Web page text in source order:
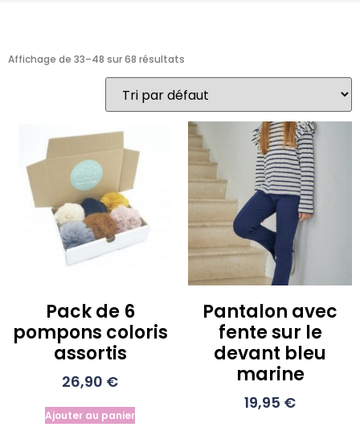
Affichage de 33–48 sur 68 résultats
Pack de 6
pompons coloris
assortis
26,90 €
Ajouter au panier
Pantalon avec
fente sur le
devant bleu
marine
19,95 €